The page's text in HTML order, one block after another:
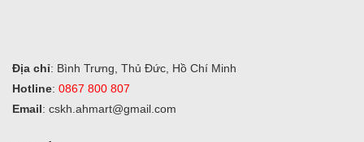
Địa chỉ: Bình Trưng, Thủ Đức, Hồ Chí Minh
Hotline: 0867 800 807
Email: cskh.ahmart@gmail.com